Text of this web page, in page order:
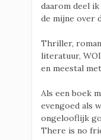
daarom deel
de mijne over
Thriller,
literatuur,
en meestal
Als een boek
evengoed als
ongelooflijk
There is no